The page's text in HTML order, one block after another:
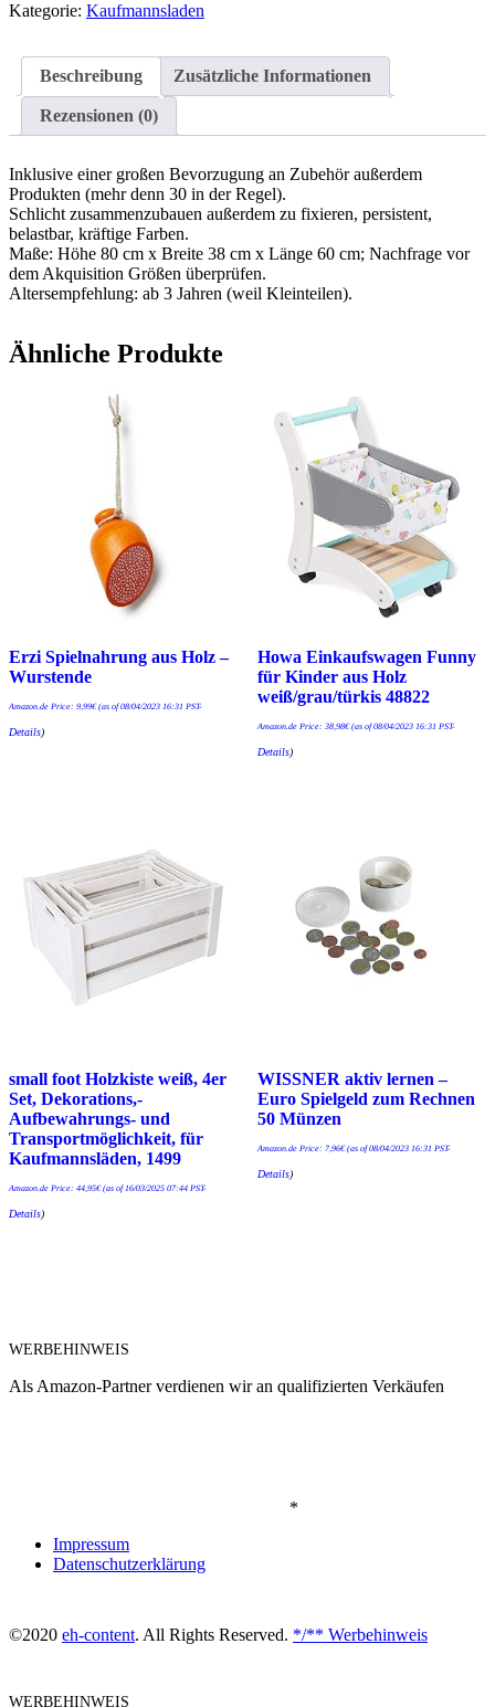
Kategorie: Kaufmannsladen
Beschreibung Zusätzliche Informationen
Rezensionen (0)
Inklusive einer großen Bevorzugung an Zubehör außerdem
Produkten (mehr denn 30 in der Regel).
Schlicht zusammenzubauen außerdem zu fixieren, persistent,
belastbar, kräftige Farben.
Maße: Höhe 80 cm x Breite 38 cm x Länge 60 cm; Nachfrage vor
dem Akquisition Größen überprüfen.
Altersempfehlung: ab 3 Jahren (weil Kleinteilen).
Ähnliche Produkte
Erzi Spielnahrung aus Holz –
Wurstende
Amazon.de Price: 9,99€(as of 08/04/2023 16:31 PST-
Details)
Howa Einkaufswagen Funny
für Kinder aus Holz
weiß/grau/türkis 48822
Amazon.de Price: 38,98€(as of 08/04/2023 16:31 PST-
Details)
small foot Holzkiste weiß, 4er
Set, Dekorations,-
Aufbewahrungs- und
Transportmöglichkeit, für
Kaufmannsläden, 1499
Amazon.de Price: 44,95€(as of 16/03/2025 07:44 PST-
Details)
WISSNER aktiv lernen –
Euro Spielgeld zum Rechnen
50 Münzen
Amazon.de Price: 7,96€(as of 08/04/2023 16:31 PST-
Details)
WERBEHINWEIS
Als Amazon-Partner verdienen wir an qualifizierten Verkäufen
*
Impressum
Datenschutzerklärung
©2020 eh-content. All Rights Reserved. */** Werbehinweis
WERBEHINWEIS